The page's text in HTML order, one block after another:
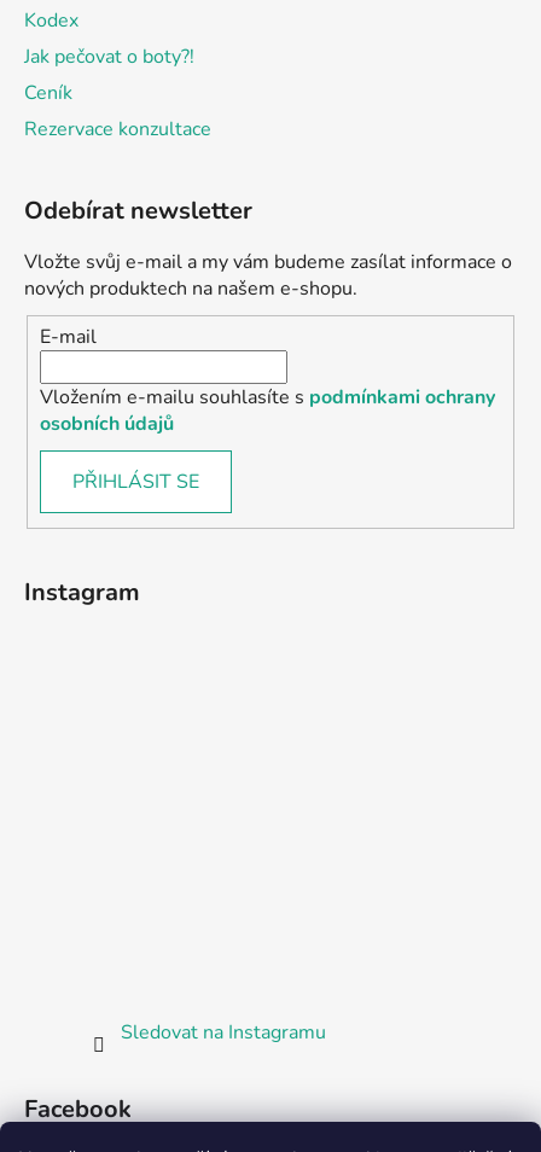
Kodex
Jak pečovat o boty?!
Ceník
Rezervace konzultace
Odebírat newsletter
Vložte svůj e-mail a my vám budeme zasílat informace o
nových produktech na našem e-shopu.
E-mail
Vložením e-mailu souhlasíte s podmínkami ochrany
osobních údajů
PŘIHLÁSIT SE
Instagram
Sledovat na Instagramu
Facebook